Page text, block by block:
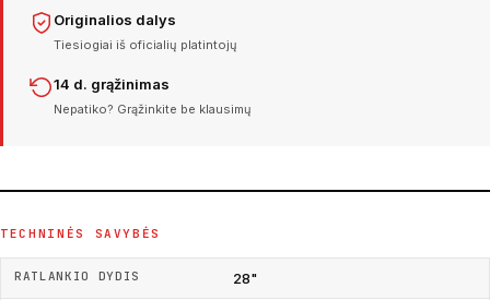
Originalios dalys
Tiesiogiai iš oficialių platintojų
14 d. grąžinimas
Nepatiko? Grąžinkite be klausimų
TECHNINĖS SAVYBĖS
RATLANKIO DYDIS 28"